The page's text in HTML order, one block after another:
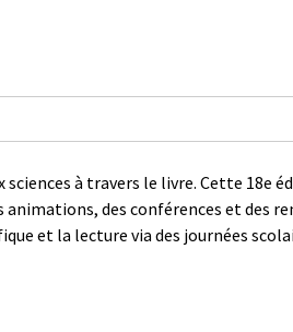
à travers le livre. Cette 18e
des conférences et des
et la lecture via des journées